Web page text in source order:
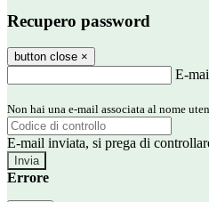
Recupero password
button close ×
E-
Non hai una e-mail associata al nome
E-mail inviata, si prega di
Errore